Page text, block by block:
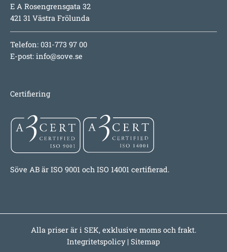
E A Rosengrensgata 32
421 31 Västra Frölunda
Telefon: 031-773 97 00
E-post: info@sove.se
Certifiering
Söve AB är ISO 9001 och ISO 14001 certifierad.
Alla priser är i SEK, exklusive moms och frakt.
Integritetspolicy| Sitemap